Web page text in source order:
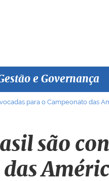
e Governança
para o Campeonato das
são